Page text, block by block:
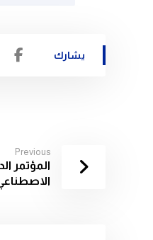
Previous
المؤتمر